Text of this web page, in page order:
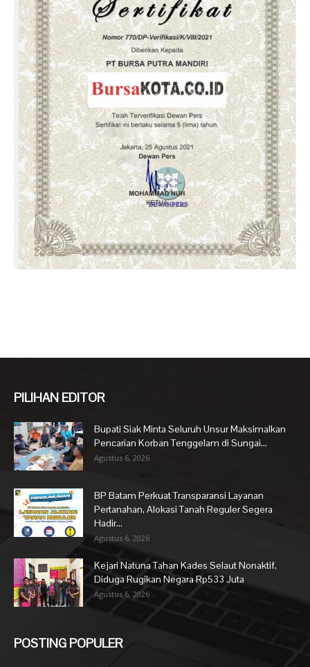
PILIHAN EDITOR
Bupati Siak Minta Seluruh Unsur Maksimalkan
Pencarian Korban Tenggelam di Sungai...
Agustus 6, 2026
BP Batam Perkuat Transparansi Layanan
Pertanahan, Alokasi Tanah Reguler Segera
Hadir...
Agustus 6, 2026
Kejari Natuna Tahan Kades Selaut Nonaktif,
Diduga Rugikan Negara Rp533 Juta
Agustus 6, 2026
POSTING POPULER